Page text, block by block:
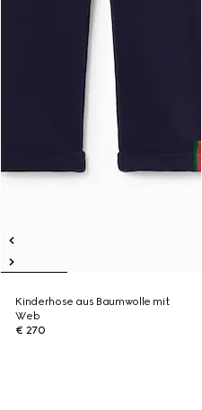
Kinderhose aus Baumwolle mit
Web
€ 270